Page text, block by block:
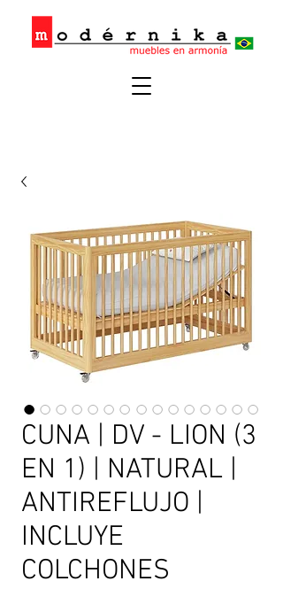
CUNA | DV - LION (3
EN 1) | NATURAL |
ANTIREFLUJO |
INCLUYE
COLCHONES